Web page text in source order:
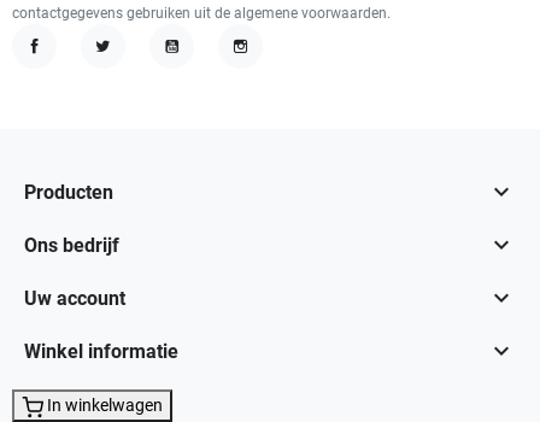
contactgegevens gebruiken uit de algemene voorwaarden.
Producten 
Ons bedrijf 
Uw account 
Winkel informatie 
In winkelwagen